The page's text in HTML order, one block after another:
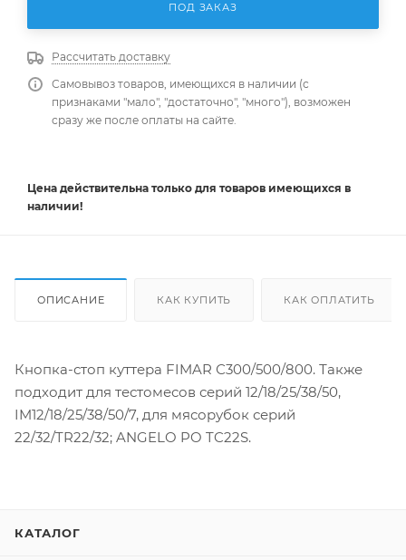
ПОД ЗАКАЗ
Рассчитать доставку
Самовывоз товаров, имеющихся в наличии (с
признаками "мало", "достаточно", "много"), возможен
сразу же после оплаты на сайте.
Цена действительна только для товаров имеющихся в
наличии!
ОПИСАНИЕ КАК КУПИТЬ КАК ОПЛАТИТЬ
Кнопка-стоп куттера FIMAR С300/500/800. Также
подходит для тестомесов серий 12/18/25/38/50,
IM12/18/25/38/50/7, для мясорубок серий
22/32/TR22/32; ANGELO PO TC22S.
КАТАЛОГ